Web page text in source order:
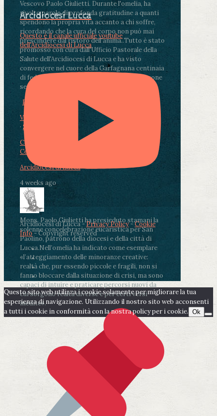
Vescovo Paolo Giulietti. Durante l'omelia, ha
rivolto parole di profonda gratitudine a quanti
spendono la propria vita accanto a chi soffre,
ricordando che la cura del corpo non può mai
prescindere dal ristoro dell'anima..Tutto è stato
promosso con cura dall'Ufficio Pastorale della
Salute dell'Arcidiocesi di Lucca e ha visto
convergere nel cuore della Garfagnana centinaia
di fedeli, operatori sanitari, volontari e persone
segnate dalla malattia.
Photo
View on Facebook
· Share
Condividi su Facebook
Condividi su LinkedIn
Arcidiocesi di Lucca
4 weeks ago
Mons. Paolo Giulietti ha presieduto stamani la
solenne concelebrazione eucaristica per San
Paolino, patrono della diocesi e della città di
Lucca.Nell’omelia ha indicato come esemplare
«l’atteggiamento delle minoranze creative:
realtà che, pur essendo piccole e fragili, non si
fanno bloccare dalla situazione di crisi, ma sono
capaci di intuire e praticare percorsi nuovi da
cui sorgono realtà diverse e per certi versi
inedite».
Arcidiocesi Lucca
Questo è il canale ufficiale youtube
dell'Arcidiocesi di Lucca
Arcidiocesi di Lucca -Privacy Policy-Cookie
Info- Copyright reserved
Questo sito web utilizza i cookie solamente per migliorare la tua
esperienza di navigazione. Utilizzando il nostro sito web acconsenti
a tutti i cookie in conformità con la nostra policy per i cookie. Ok